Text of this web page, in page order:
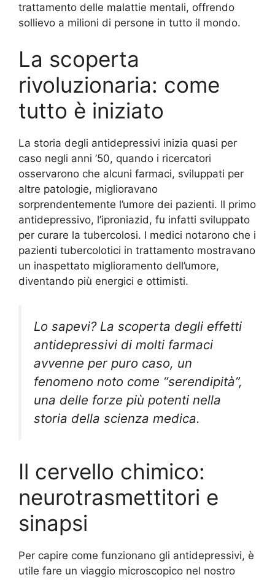
trattamento delle malattie mentali, offrendo
sollievo a milioni di persone in tutto il mondo.
La scoperta
rivoluzionaria: come
tutto è iniziato
La storia degli antidepressivi inizia quasi per
caso negli anni ’50, quando i ricercatori
osservarono che alcuni farmaci, sviluppati per
altre patologie, miglioravano
sorprendentemente l’umore dei pazienti. Il primo
antidepressivo, l’iproniazid, fu infatti sviluppato
per curare la tubercolosi. I medici notarono che i
pazienti tubercolotici in trattamento mostravano
un inaspettato miglioramento dell’umore,
diventando più energici e ottimisti.
Lo sapevi? La scoperta degli effetti
antidepressivi di molti farmaci
avvenne per puro caso, un
fenomeno noto come “serendipità”,
una delle forze più potenti nella
storia della scienza medica.
Il cervello chimico:
neurotrasmettitori e
sinapsi
Per capire come funzionano gli antidepressivi, è
utile fare un viaggio microscopico nel nostro